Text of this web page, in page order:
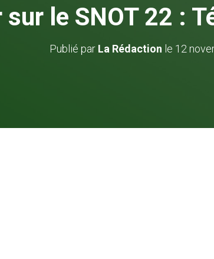
le SNOT 22 :
Publié par La Rédaction le 12